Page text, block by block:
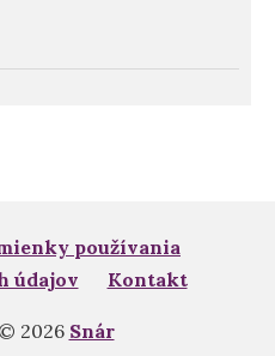
používania
údajov
Kontakt
2026 Snár